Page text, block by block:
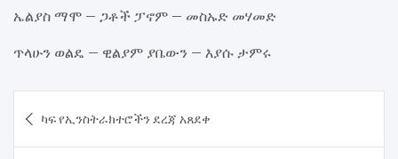
ኤልያስ ማሞ – ጋቶች ፓኖም – መስኡድ መሃመድ
ጥላሁን ወልዴ – ዊልያም ያቤውን – እያሱ ታምሩ
navigation
ካፍ የኢንስትራክተሮችን ደረጃ አጸደቀ